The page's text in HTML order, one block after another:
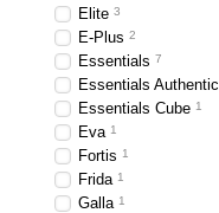
Elite 3
E-Plus 2
Essentials 7
Essentials Authentic
Essentials Cube 1
Eva 1
Fortis 1
Frida 1
Galla 1